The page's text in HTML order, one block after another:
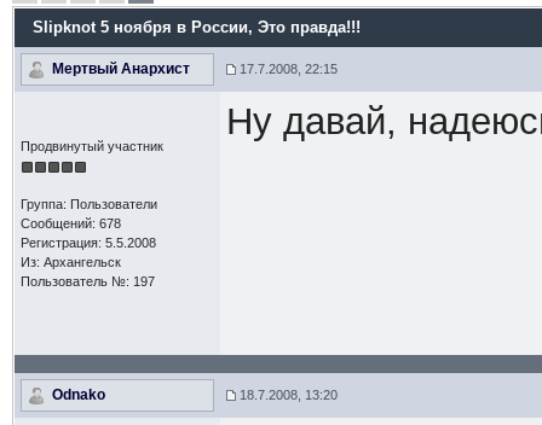
Slipknot 5 ноября в России, Это правда!!!
Мертвый Анархист 17.7.2008, 22:15
Продвинутый участник
Группа: Пользователи
Сообщений: 678
Регистрация: 5.5.2008
Из: Архангельск
Пользователь №: 197
Ну давай,
Odnako 18.7.2008, 13:20